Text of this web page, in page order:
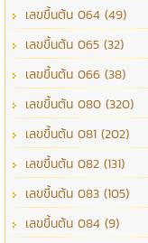
เลขขึ้นต้น 064 (49)
เลขขึ้นต้น 065 (32)
เลขขึ้นต้น 066 (38)
เลขขึ้นต้น 080 (320)
เลขขึ้นต้น 081 (202)
เลขขึ้นต้น 082 (131)
เลขขึ้นต้น 083 (105)
เลขขึ้นต้น 084 (9)